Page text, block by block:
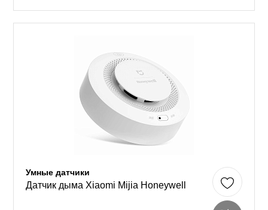
Умные датчики
Датчик дыма Xiaomi Mijia Honeywell